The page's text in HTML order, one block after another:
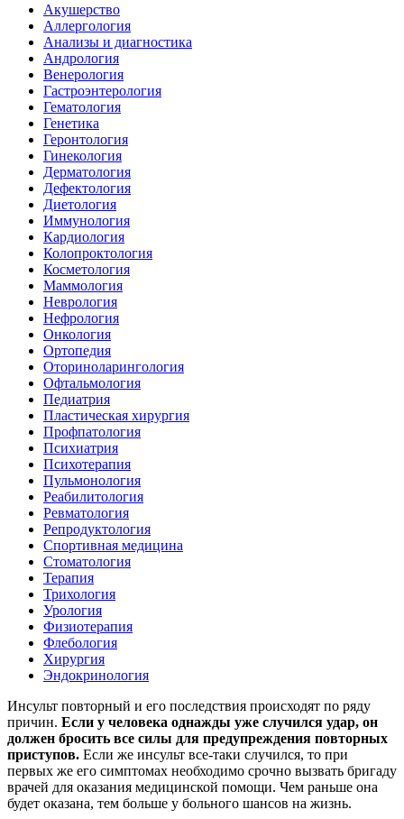
Акушерство
Аллергология
Анализы и диагностика
Андрология
Венерология
Гастроэнтерология
Гематология
Генетика
Геронтология
Гинекология
Дерматология
Дефектология
Диетология
Иммунология
Кардиология
Колопроктология
Косметология
Маммология
Неврология
Нефрология
Онкология
Ортопедия
Оториноларингология
Офтальмология
Педиатрия
Пластическая хирургия
Профпатология
Психиатрия
Психотерапия
Пульмонология
Реабилитология
Ревматология
Репродуктология
Спортивная медицина
Стоматология
Терапия
Трихология
Урология
Физиотерапия
Флебология
Хирургия
Эндокринология
Инсульт повторный и его последствия происходят по ряду
причин. Если у человека однажды уже случился удар, он
должен бросить все силы для предупреждения повторных
приступов. Если же инсульт все-таки случился, то при
первых же его симптомах необходимо срочно вызвать бригаду
врачей для оказания медицинской помощи. Чем раньше она
будет оказана, тем больше у больного шансов на жизнь.